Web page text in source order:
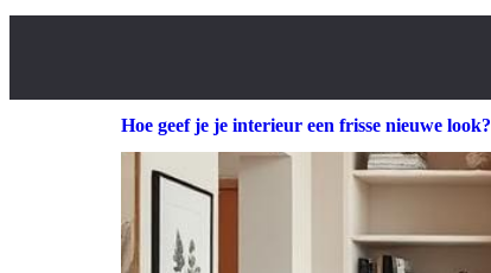
Hoe geef je je interieur een frisse nieuwe look?